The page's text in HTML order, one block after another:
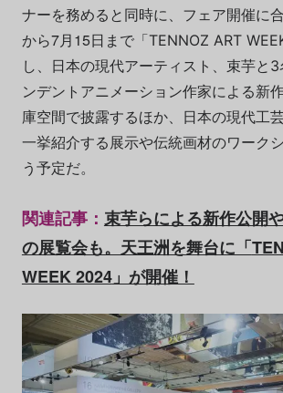
ナーを務めると同時に、フェア開催に
から7月15日まで「TENNOZ ART
し、日本の現代アーティスト、束芋と
ンデントアニメーション作家による新
庫空間で披露するほか、日本の現代工
一挙紹介する展示や伝統画材のワーク
う予定だ。
関連記事： 束芋らによる新作公開
の展覧会も。天王洲を舞台に「
WEEK 2024」が開催！